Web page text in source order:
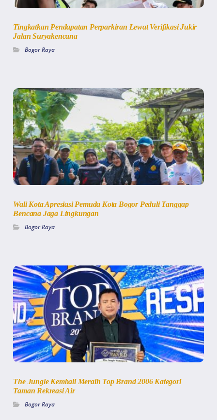
Tingkatkan Pendapatan Perparkiran Lewat Verifikasi Jukir
Jalan Suryakencana
Bogor Raya
Wali Kota Apresiasi Pemuda Kota Bogor Peduli Tanggap
Bencana Jaga Lingkungan
Bogor Raya
The Jungle Kembali Meraih Top Brand 2006 Kategori
Taman Rekreasi Air
Bogor Raya